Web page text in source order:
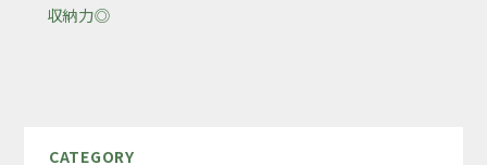
収納力◎
CATEGORY